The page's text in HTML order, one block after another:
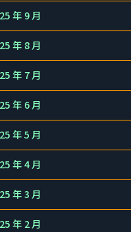
年 9 月
年 8 月
年 7 月
年 6 月
年 5 月
年 4 月
年 3 月
年 2 月